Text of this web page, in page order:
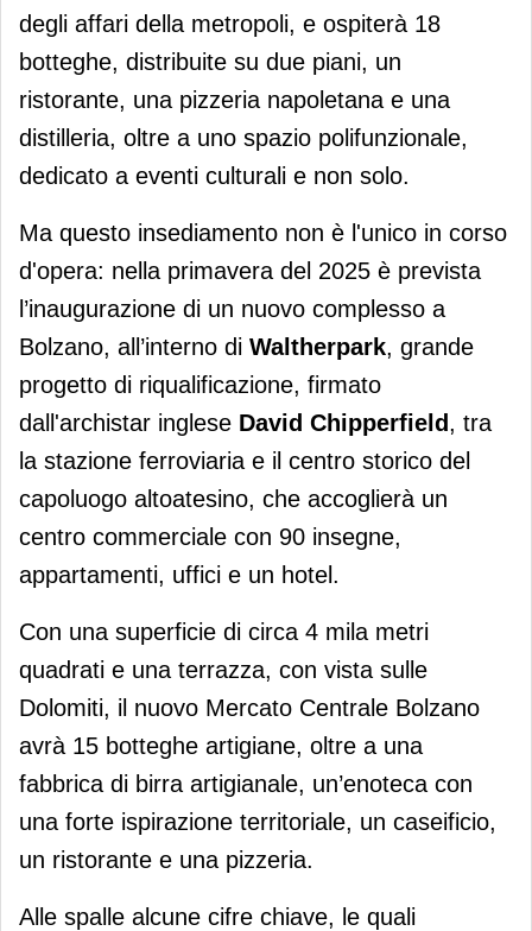
degli affari della metropoli, e ospiterà 18
botteghe, distribuite su due piani, un
ristorante, una pizzeria napoletana e una
distilleria, oltre a uno spazio polifunzionale,
dedicato a eventi culturali e non solo.
Ma questo insediamento non è l'unico in corso
d'opera: nella primavera del 2025 è prevista
l’inaugurazione di un nuovo complesso a
Bolzano, all’interno di Waltherpark, grande
progetto di riqualificazione, firmato
dall'archistar inglese David Chipperfield, tra
la stazione ferroviaria e il centro storico del
capoluogo altoatesino, che accoglierà un
centro commerciale con 90 insegne,
appartamenti, uffici e un hotel.
Con una superficie di circa 4 mila metri
quadrati e una terrazza, con vista sulle
Dolomiti, il nuovo Mercato Centrale Bolzano
avrà 15 botteghe artigiane, oltre a una
fabbrica di birra artigianale, un’enoteca con
una forte ispirazione territoriale, un caseificio,
un ristorante e una pizzeria.
Alle spalle alcune cifre chiave, le quali